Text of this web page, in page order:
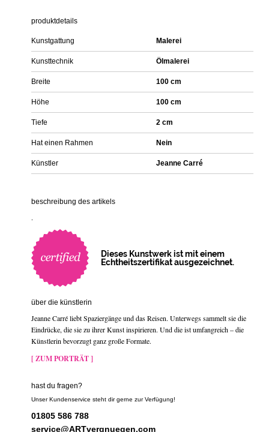
produktdetails
Kunstgattung Malerei
Kunsttechnik Ölmalerei
Breite 100 cm
Höhe 100 cm
Tiefe 2 cm
Hat einen Rahmen Nein
Künstler Jeanne Carré
beschreibung des artikels
.
Dieses Kunstwerk ist mit einem
Echtheitszertifikat ausgezeichnet.
über die künstlerin
Jeanne Carré liebt Spaziergänge und das Reisen. Unterwegs sammelt sie die
Eindrücke, die sie zu ihrer Kunst inspirieren. Und die ist umfangreich – die
Künstlerin bevorzugt ganz große Formate.
[ ZUM PORTRÄT ]
hast du fragen?
Unser Kundenservice steht dir gerne zur Verfügung!
01805 586 788
service@ARTvergnuegen.com